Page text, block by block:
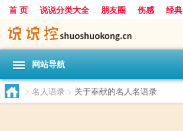
首 页 说说分类大全 朋友圈 伤感 经典
励志
爱情 搞笑
网站导航
> 名人语录 > 关于奉献的名人名语录